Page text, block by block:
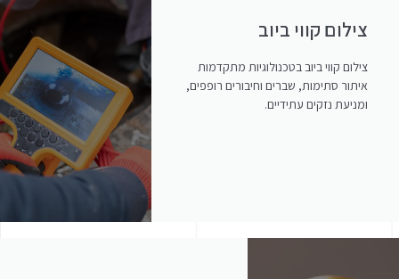
צילום קווי ביוב
צילום קווי ביוב בטכנולוגיות מתקדמות
איתור סתימות, שברים וחיבורים רופפים,
ומניעת נזקים עתידיים.